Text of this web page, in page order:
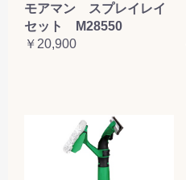
モアマン スプレイレイ
セット M28550
￥20,900